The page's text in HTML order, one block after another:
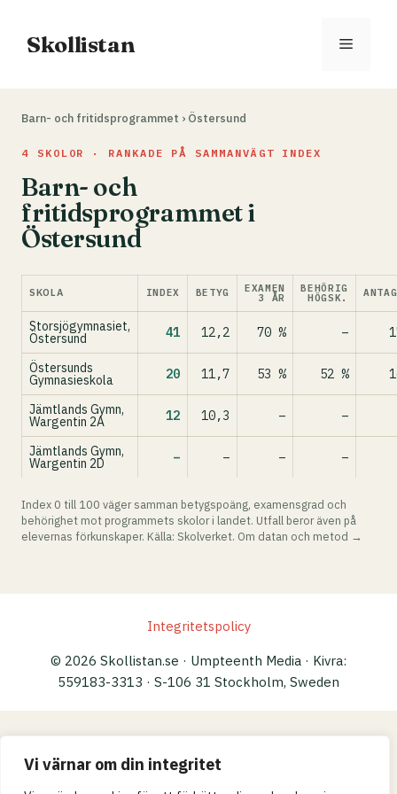
Vi värnar om din integritet
innehåll
Skollistan Meny
Barn- och fritidsprogrammet › Östersund
4 SKOLOR · RANKADE PÅ SAMMANVÄGT INDEX
Barn- och
fritidsprogrammet i
Östersund
SKOLA INDEX BETYG EXAMEN
3 ÅR
BEHÖRIG
HÖGSK.
Storsjögymnasiet,
Östersund 41 12,2 70 % –
Östersunds
Gymnasieskola 20 11,7 53 % 52 %
Jämtlands Gymn,
Wargentin 2A 12 10,3 – –
Jämtlands Gymn,
Wargentin 2D – – – –
Index 0 till 100 väger samman betygspoäng, examensgrad och
behörighet mot programmets skolor i landet. Utfall beror även på
elevernas förkunskaper. Källa: Skolverket. Om datan och metod →
Integritetspolicy
© 2026 Skollistan.se · Umpteenth Media · Kivra:
559183-3313 · S-106 31 Stockholm, Sweden